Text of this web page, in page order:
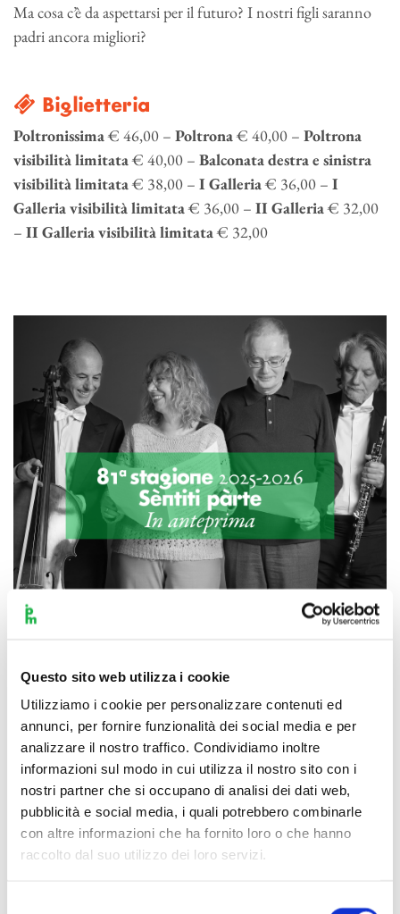
Questo sito web utilizza i cookie
Utilizziamo i cookie per personalizzare contenuti ed
annunci, per fornire funzionalità dei social media e per
analizzare il nostro traffico. Condividiamo inoltre
informazioni sul modo in cui utilizza il nostro sito con i
nostri partner che si occupano di analisi dei dati web,
pubblicità e social media, i quali potrebbero combinarle
con altre informazioni che ha fornito loro o che hanno
raccolto dal suo utilizzo dei loro servizi.
Ma cosa c’è da aspettarsi per il futuro? I nostri figli saranno
padri ancora migliori?
Biglietteria
Poltronissima€ 46,00 – Poltrona€ 40,00 – Poltrona
visibilità limitata€ 40,00 – Balconata destra e sinistra
visibilità limitata€ 38,00 – I Galleria€ 36,00 – I
Galleria visibilità limitata€ 36,00 – II Galleria€ 32,00
– II Galleria visibilità limitata€ 32,00